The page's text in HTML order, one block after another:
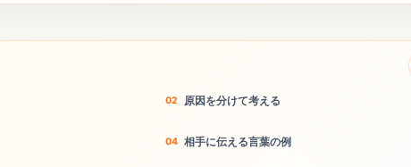
原因を分けて考える
相手に伝える言葉の例